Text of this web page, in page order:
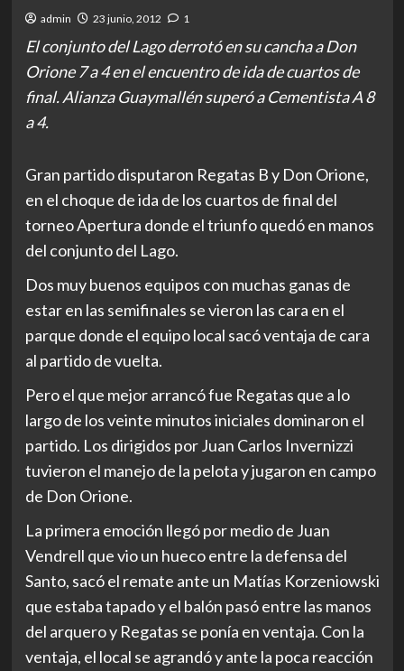
admin 23 junio, 2012 1
El conjunto del Lago derrotó en su cancha a Don
Orione 7 a 4 en el encuentro de ida de cuartos de
final. Alianza Guaymallén superó a Cementista A 8
a 4.
Gran partido disputaron Regatas B y Don Orione,
en el choque de ida de los cuartos de final del
torneo Apertura donde el triunfo quedó en manos
del conjunto del Lago.
Dos muy buenos equipos con muchas ganas de
estar en las semifinales se vieron las cara en el
parque donde el equipo local sacó ventaja de cara
al partido de vuelta.
Pero el que mejor arrancó fue Regatas que a lo
largo de los veinte minutos iniciales dominaron el
partido. Los dirigidos por Juan Carlos Invernizzi
tuvieron el manejo de la pelota y jugaron en campo
de Don Orione.
La primera emoción llegó por medio de Juan
Vendrell que vio un hueco entre la defensa del
Santo, sacó el remate ante un Matías Korzeniowski
que estaba tapado y el balón pasó entre las manos
del arquero y Regatas se ponía en ventaja. Con la
ventaja, el local se agrandó y ante la poca reacción